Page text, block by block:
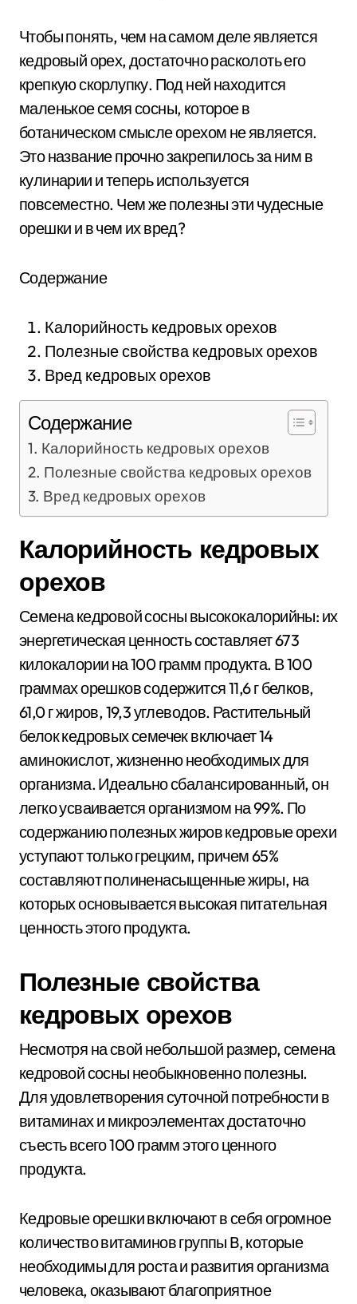
Чтобы понять, чем на самом деле является
кедровый орех, достаточно расколоть его
крепкую скорлупку. Под ней находится
маленькое семя сосны, которое в
ботаническом смысле орехом не является.
Это название прочно закрепилось за ним в
кулинарии и теперь используется
повсеместно. Чем же полезны эти чудесные
орешки и в чем их вред?
Содержание
Калорийность кедровых орехов
Полезные свойства кедровых орехов
Вред кедровых орехов
Содержание
Калорийность кедровых орехов
Полезные свойства кедровых орехов
Вред кедровых орехов
Калорийность кедровых
орехов
Семена кедровой сосны высококалорийны: их
энергетическая ценность составляет 673
килокалории на 100 грамм продукта. В 100
граммах орешков содержится 11,6 г белков,
61,0 г жиров, 19,3 углеводов. Растительный
белок кедровых семечек включает 14
аминокислот, жизненно необходимых для
организма. Идеально сбалансированный, он
легко усваивается организмом на 99%. По
содержанию полезных жиров кедровые орехи
уступают только грецким, причем 65%
составляют полиненасыщенные жиры, на
которых основывается высокая питательная
ценность этого продукта.
Полезные свойства
кедровых орехов
Несмотря на свой небольшой размер, семена
кедровой сосны необыкновенно полезны.
Для удовлетворения суточной потребности в
витаминах и микроэлементах достаточно
съесть всего 100 грамм этого ценного
продукта.
Кедровые орешки включают в себя огромное
количество витаминов группы B, которые
необходимы для роста и развития организма
человека, оказывают благоприятное